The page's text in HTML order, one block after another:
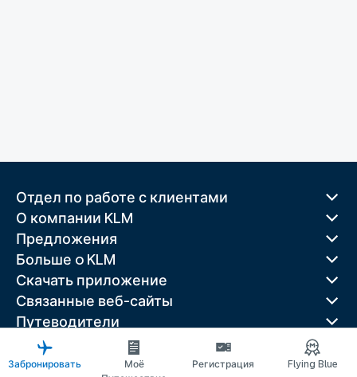
Отдел по работе с клиентами
О компании KLM
Предложения
Больше o KLM
Скачать приложение
Связанные веб-сайты
Путеводители
Лучшие направления
Популярные страны
Забронировать
Моё
Регистрация Flying Blue